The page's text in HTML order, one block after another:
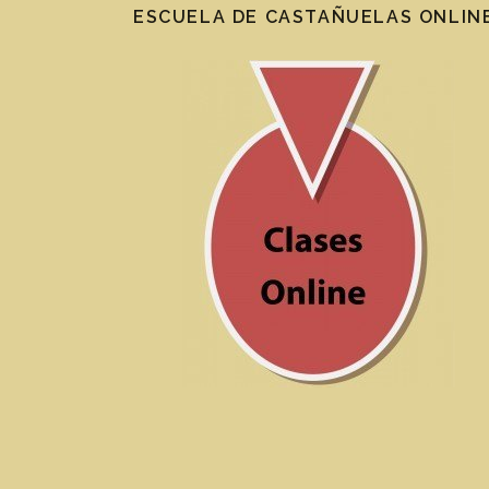
ESCUELA DE CASTAÑUELAS